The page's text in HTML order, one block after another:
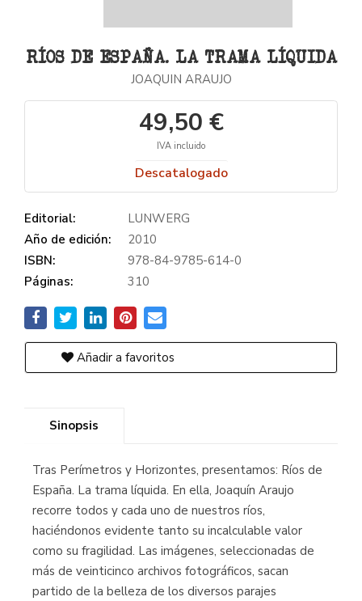
RÍOS DE ESPAÑA. LA TRAMA LÍQUIDA
JOAQUIN ARAUJO
49,50 €
IVA incluido
Descatalogado
Editorial:
LUNWERG
Año de edición:
2010
ISBN:
978-84-9785-614-0
Páginas:
310
Añadir a favoritos
Sinopsis
Tras Perímetros y Horizontes, presentamos: Ríos de
España. La trama líquida. En ella, Joaquín Araujo
recorre todos y cada uno de nuestros ríos,
haciéndonos evidente tanto su incalculable valor
como su fragilidad. Las imágenes, seleccionadas de
más de veinticinco archivos fotográficos, sacan
partido de la belleza de los diversos parajes